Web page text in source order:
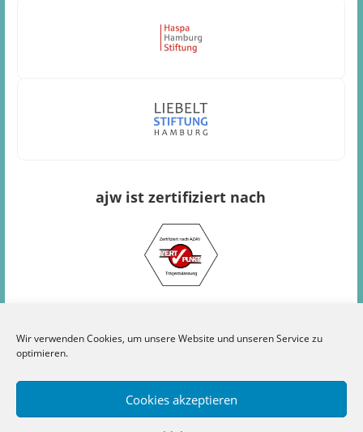
Wir verwenden Cookies, um unsere Website und unseren Service zu
optimieren.
Cookies akzeptieren
ajw ist zertifiziert nach
Kontakt Werkstätten Impressum Datenschutz
Cookie-Richtlinie